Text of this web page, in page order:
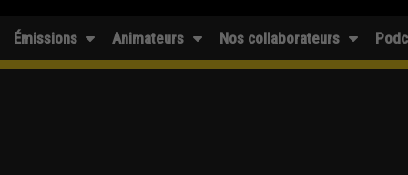
Émissions Animateurs Nos collaborateurs